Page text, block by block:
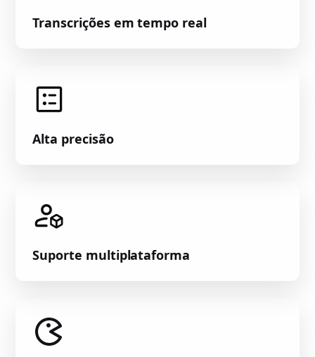
Transcrições em tempo real
Alta precisão
Suporte multiplataforma